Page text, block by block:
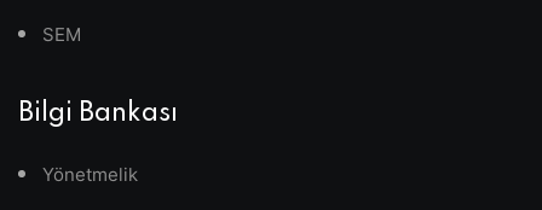
SEM
Bilgi Bankası
Yönetmelik